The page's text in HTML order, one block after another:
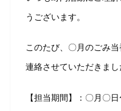
うございます。
このたび、〇月のごみ
連絡させていただきまし
【担当期間】：〇月〇